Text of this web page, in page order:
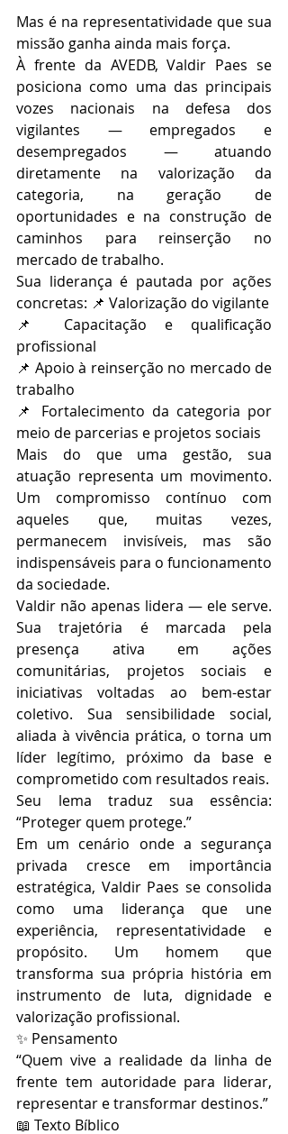
Mas é na representatividade que sua
missão ganha ainda mais força.
À frente da AVEDB, Valdir Paes se
posiciona como uma das principais
vozes nacionais na defesa dos
vigilantes — empregados e
desempregados — atuando
diretamente na valorização da
categoria, na geração de
oportunidades e na construção de
caminhos para reinserção no
mercado de trabalho.
Sua liderança é pautada por ações
concretas: 📌 Valorização do vigilante
📌 Capacitação e qualificação
profissional
📌 Apoio à reinserção no mercado de
trabalho
📌 Fortalecimento da categoria por
meio de parcerias e projetos sociais
Mais do que uma gestão, sua
atuação representa um movimento.
Um compromisso contínuo com
aqueles que, muitas vezes,
permanecem invisíveis, mas são
indispensáveis para o funcionamento
da sociedade.
Valdir não apenas lidera — ele serve.
Sua trajetória é marcada pela
presença ativa em ações
comunitárias, projetos sociais e
iniciativas voltadas ao bem-estar
coletivo. Sua sensibilidade social,
aliada à vivência prática, o torna um
líder legítimo, próximo da base e
comprometido com resultados reais.
Seu lema traduz sua essência:
“Proteger quem protege.”
Em um cenário onde a segurança
privada cresce em importância
estratégica, Valdir Paes se consolida
como uma liderança que une
experiência, representatividade e
propósito. Um homem que
transforma sua própria história em
instrumento de luta, dignidade e
valorização profissional.
✨ Pensamento
“Quem vive a realidade da linha de
frente tem autoridade para liderar,
representar e transformar destinos.”
📖 Texto Bíblico